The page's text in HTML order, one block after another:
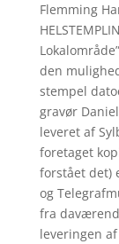
Flemming
den
stempel
gravør
leveret af
foretaget
forstået det)
og
fra
leveringen